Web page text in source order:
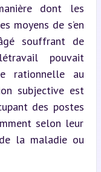
dont les
moyens de s’en
souffrant de
pouvait
rationnelle au
subjective est
des postes
selon leur
la maladie ou